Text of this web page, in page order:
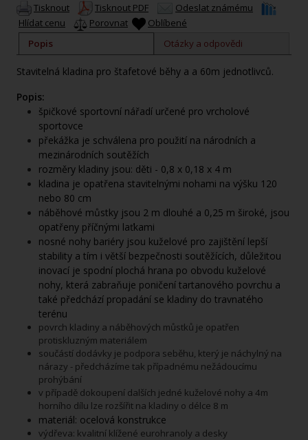
Tisknout Tisknout PDF
Odeslat známému
Hlídat cenu
Porovnat
Oblíbené
Popis
Otázky a odpovědi
Stavitelná kladina pro štafetové běhy a a 60m jednotlivců.
Popis:
špičkové sportovní nářadí určené pro vrcholové
sportovce
překážka je schválena pro použití na národních a
mezinárodních soutěžích
rozměry kladiny jsou: děti - 0,8 x 0,18 x 4 m
kladina je opatřena stavitelnými nohami na výšku 120
nebo 80 cm
náběhové můstky jsou 2 m dlouhé a 0,25 m široké, jsou
opatřeny příčnými laťkami
nosné nohy bariéry jsou kuželové pro zajištění lepší
stability a tím i větší bezpečnosti soutěžících, důležitou
inovací je spodní plochá hrana po obvodu kuželové
nohy, která zabraňuje poničení tartanového povrchu a
také předchází propadání se kladiny do travnatého
terénu
povrch kladiny a náběhových můstků je opatřen
protiskluzným materiálem
součástí dodávky je podpora seběhu, který je náchylný na
nárazy - předcházíme tak případnému nežádoucímu
prohýbání
v případě dokoupení dalších jedné kuželové nohy a 4m
horního dílu lze rozšířit na kladiny o délce 8 m
materiál: ocelová konstrukce
výdřeva: kvalitní klížené eurohranoly a desky